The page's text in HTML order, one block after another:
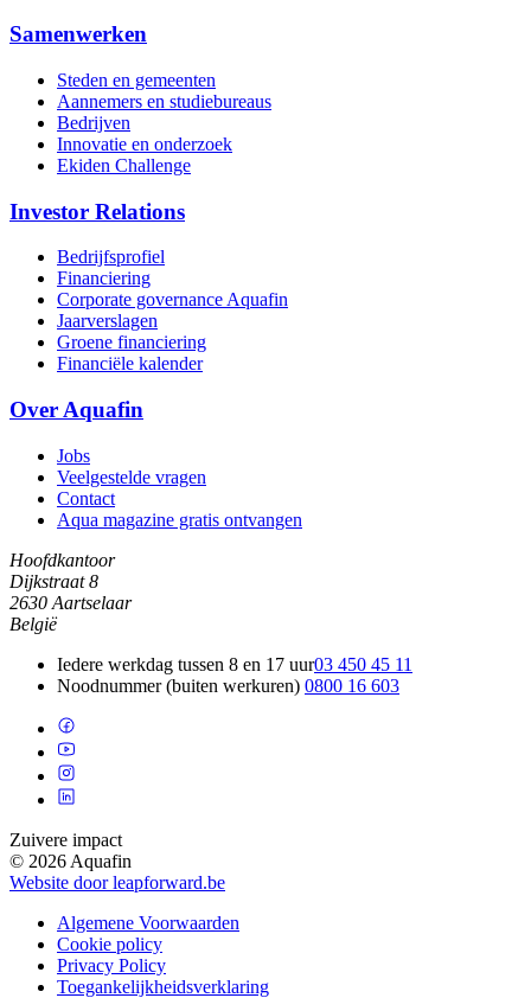
Samenwerken
Steden en gemeenten
Aannemers en studiebureaus
Bedrijven
Innovatie en onderzoek
Ekiden Challenge
Investor Relations
Bedrijfsprofiel
Financiering
Corporate governance Aquafin
Jaarverslagen
Groene financiering
Financiële kalender
Over Aquafin
Jobs
Veelgestelde vragen
Contact
Aqua magazine gratis ontvangen
Hoofdkantoor
Dijkstraat 8
2630 Aartselaar
België
Iedere werkdag tussen 8 en 17 uur03 450 45 11
Noodnummer (buiten werkuren) 0800 16 603
Zuivere impact
© 2026 Aquafin
Website door leapforward.be
Algemene Voorwaarden
Cookie policy
Privacy Policy
Toegankelijkheidsverklaring